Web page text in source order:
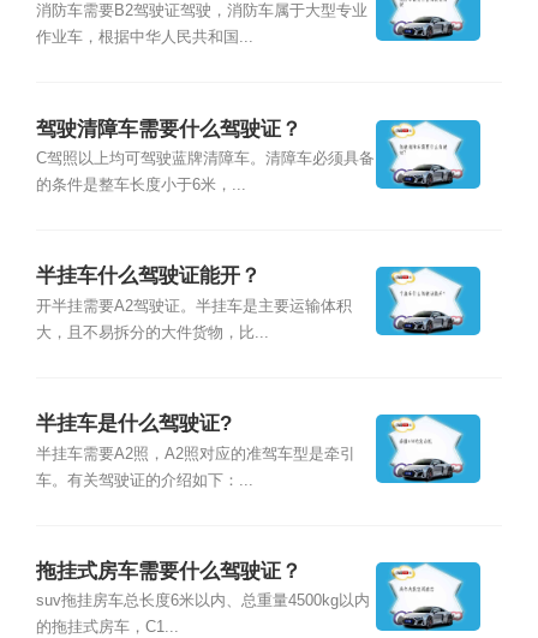
消防车需要B2驾驶证驾驶，消防车属于大型专业
作业车，根据中华人民共和国...
驾驶清障车需要什么驾驶证？
C驾照以上均可驾驶蓝牌清障车。清障车必须具备
的条件是整车长度小于6米，...
半挂车什么驾驶证能开？
开半挂需要A2驾驶证。半挂车是主要运输体积
大，且不易拆分的大件货物，比...
半挂车是什么驾驶证?
半挂车需要A2照，A2照对应的准驾车型是牵引
车。有关驾驶证的介绍如下：...
拖挂式房车需要什么驾驶证？
suv拖挂房车总长度6米以内、总重量4500kg以内
的拖挂式房车，C1...